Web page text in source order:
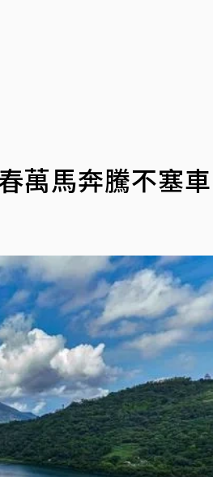
萬馬奔騰不塞車